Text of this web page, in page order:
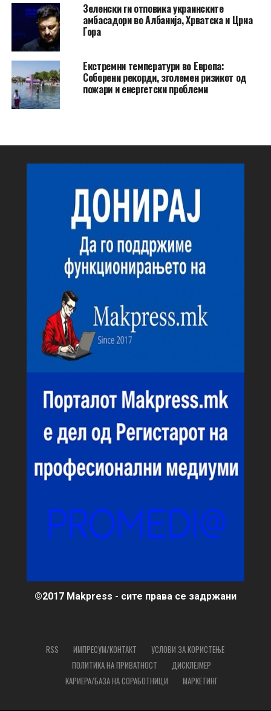
Зеленски ги отповика украинските
амбасадори во Албанија, Хрватска и Црна
Гора
Екстремни температури во Европа:
Соборени рекорди, зголемен ризикот од
пожари и енергетски проблеми
©2017 Makpress - сите права се задржани
RSS ИМПРЕСУМ/КОНТАКТ
УСЛОВИ ЗА КОРИСТЕЊЕ
ПОЛИТИКА НА ПРИВАТНОСТ
ДИСКЛЕЈМЕР
КАРИЕРА/БАЗА НА СОРАБОТНИЦИ
МАРКЕТИНГ